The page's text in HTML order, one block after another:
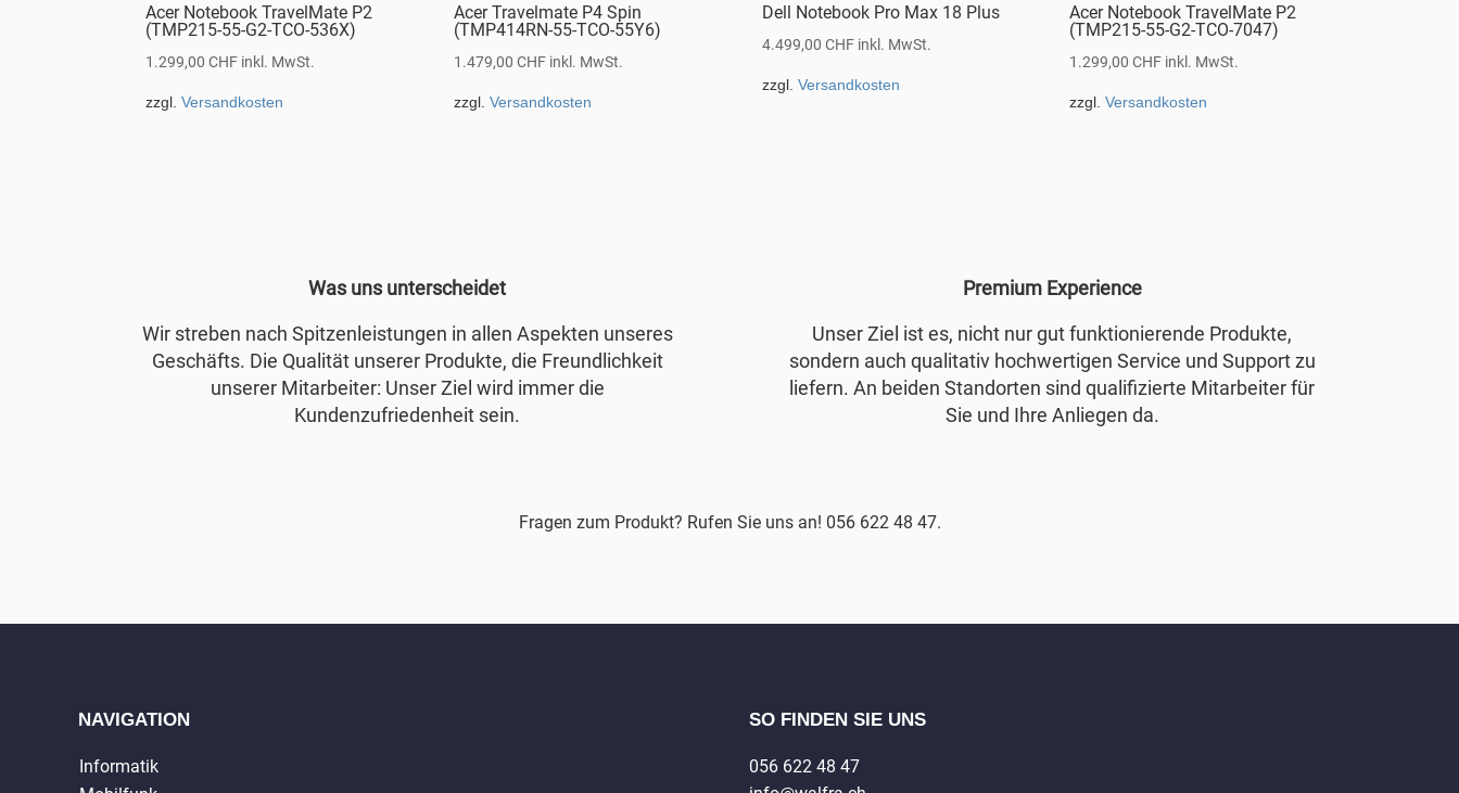
Acer Notebook TravelMate P2
(TMP215-55-G2-TCO-536X)
1.299,00CHF inkl. MwSt.
zzgl.Versandkosten
Acer Travelmate P4 Spin
(TMP414RN-55-TCO-55Y6)
1.479,00 CHF inkl. MwSt.
zzgl. Versandkosten
Dell Notebook Pro Max 18 Plus
4.499,00 CHF inkl. MwSt.
zzgl. Versandkosten
Acer Notebook TravelMate P2
(TMP215-55-G2-TCO-7047)
1.299,00CHF inkl. MwSt.
zzgl.Versandkosten
Was uns unterscheidet
Wir streben nach Spitzenleistungen in allen Aspekten unseres
Geschäfts. Die Qualität unserer Produkte, die Freundlichkeit
unserer Mitarbeiter: Unser Ziel wird immer die
Kundenzufriedenheit sein.
Premium Experience
Unser Ziel ist es, nicht nur gut funktionierende Produkte,
sondern auch qualitativ hochwertigen Service und Support zu
liefern. An beiden Standorten sind qualifizierte Mitarbeiter für
Sie und Ihre Anliegen da.
Fragen zum Produkt? Rufen Sie uns an! 056 622 48 47.
NAVIGATION
Informatik
SO FINDEN SIE UNS
056 622 48 47